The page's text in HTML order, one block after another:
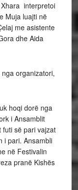
interpretoi
Muja luajti në
me asistente
dhe Aida
organizatori,
hoqi dorë nga
i Ansamblit
futi së pari vajzat
i pari. Ansambli
në Festivalin
pranë Kishës